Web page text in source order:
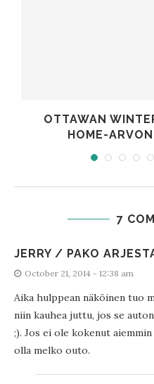
OTTAWAN
HOME-
7
JERRY / PAKO
October 21, 2014 - 12:38 am
Aika hulppean näköinen tuo
niin kauhea juttu, jos se
;). Jos ei ole kokenut
olla melko outo.